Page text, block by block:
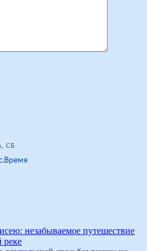
незабываемое путешествие
реке